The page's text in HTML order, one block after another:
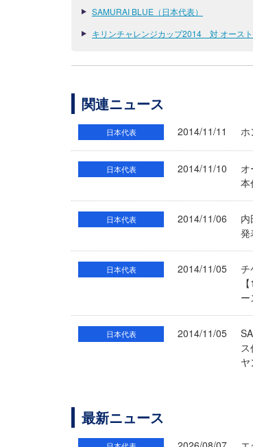
SAMURAI BLUE（日本代表）
キリンチャレンジカップ2014 対 オース
関連ニュース
日本代表 2014/11/11 ホ
日本代表 2014/11/10
本
日本代表 2014/11/06
発
日本代表 2014/11/05
チ
ー
日本代表 2014/11/05
ヤ
最新ニュース